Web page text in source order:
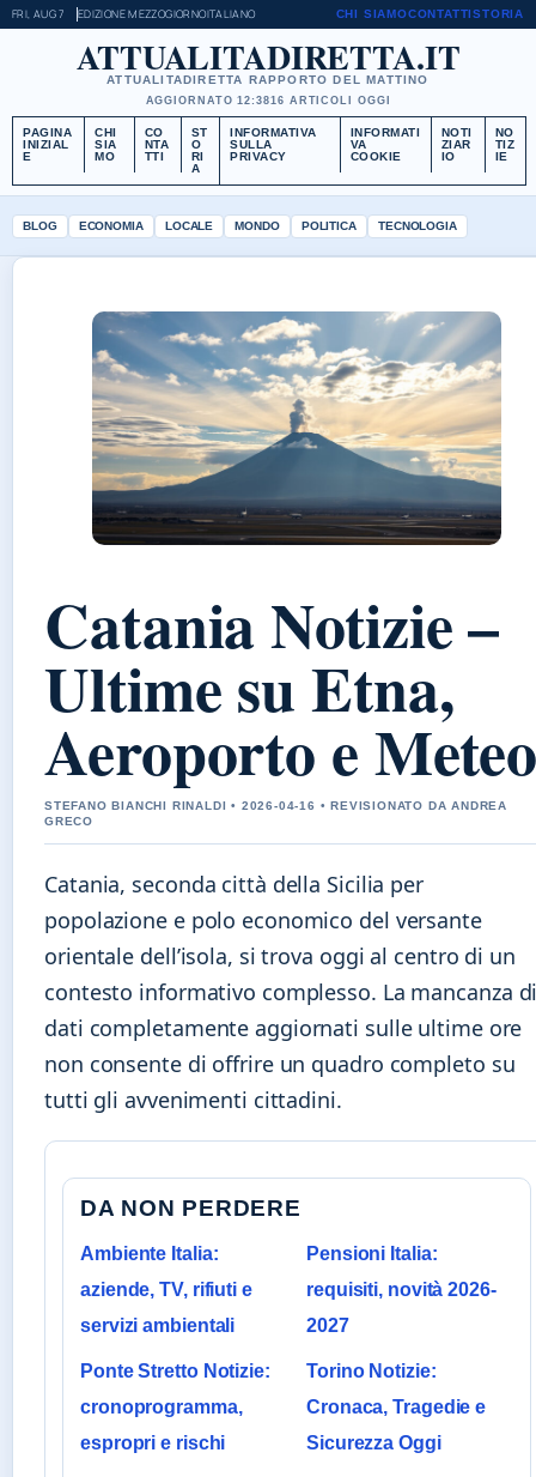
FRI, AUG 7 EDIZIONE MEZZOGIORNOITALIANO CHI SIAMOCONTATTISTORIA
ATTUALITADIRETTA.IT
ATTUALITADIRETTA RAPPORTO DEL MATTINO
AGGIORNATO 12:3816 ARTICOLI OGGI
PAGINA
INIZIAL
E
CHI
SIA
MO
CO
NTA
TTI
ST
O
RI
A
INFORMATIVA
SULLA
PRIVACY
INFORMATI
VA
COOKIE
NOTI
ZIAR
IO
NO
TIZ
IE
BLOG ECONOMIA LOCALE MONDO POLITICA TECNOLOGIA
Catania Notizie –
Ultime su Etna,
Aeroporto e
STEFANO BIANCHI RINALDI • 2026-04-16 • REVISIONATO DA ANDREA
GRECO
Catania, seconda città della Sicilia per
popolazione e polo economico del versante
orientale dell’isola, si trova oggi al centro di un
contesto informativo complesso. La mancanza
dati completamente aggiornati sulle ultime ore
non consente di offrire un quadro completo su
tutti gli avvenimenti cittadini.
DA NON PERDERE
Ambiente Italia:
aziende, TV, rifiuti e
servizi ambientali
Pensioni Italia:
requisiti, novità 2026-
2027
Ponte Stretto Notizie:
cronoprogramma,
espropri e rischi
Torino Notizie:
Cronaca, Tragedie e
Sicurezza Oggi